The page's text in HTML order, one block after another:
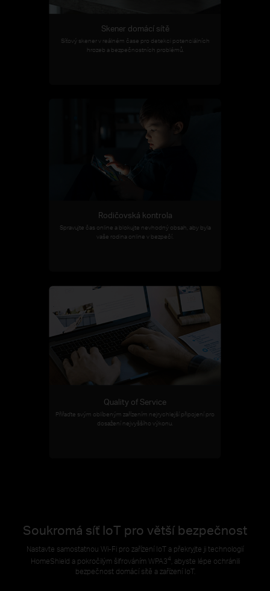
Skener domácí sítě
Síťový skener v reálném čase pro detekci potenciálních
hrozeb a bezpečnostních problémů.
Rodičovská kontrola
Spravujte čas online a blokujte nevhodný obsah, aby byla
vaše rodina online v bezpečí.
Quality of Service
Přiřaďte svým oblíbeným zařízením nejrychlejší připojení pro
dosažení nejvyššího výkonu.
Soukromá síť IoT pro větší bezpečnost
Nastavte samostatnou Wi-Fi pro zařízení IoT a překryjte ji technologií
HomeShield a pokročilým šifrováním WPA34 , abyste lépe ochránili
bezpečnost domácí sítě a zařízení IoT.